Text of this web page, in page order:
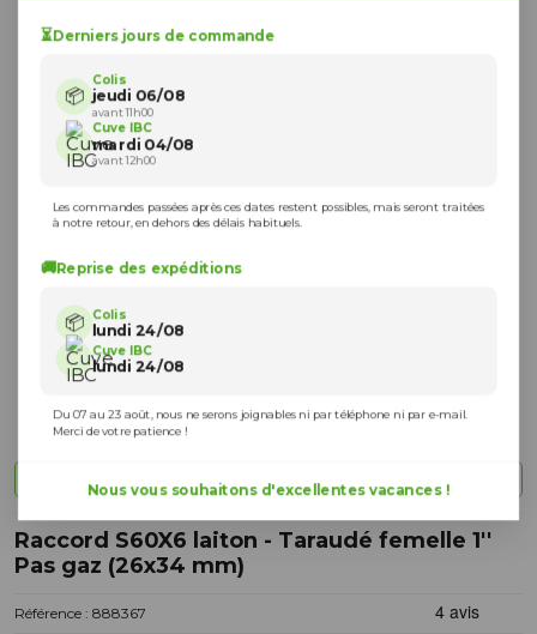
Vue à 360 degrés
Raccord S60X6 laiton - Taraudé femelle 1''
Pas gaz (26x34 mm)
Référence : 888367
⏳Derniers jours de commande
📦
Colis
jeudi 06/08
avant 11h00
Cuve IBC
mardi 04/08
avant 12h00
Les commandes passées après ces dates restent possibles, mais seront traitées
à notre retour, en dehors des délais habituels.
🚚Reprise des expéditions
📦 Colis
lundi 24/08
Cuve IBC
lundi 24/08
Du 07 au 23 août, nous ne serons joignables ni par téléphone ni par e-mail.
Merci de votre patience !
Nous vous souhaitons d'excellentes vacances !